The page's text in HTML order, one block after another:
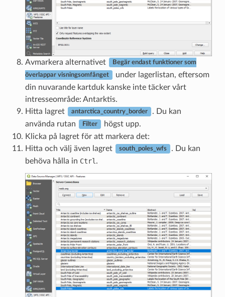
Avmarkera alternativet Begär endast funktioner som
överlappar visningsomfånget
under lagerlistan, eftersom
din nuvarande kartduk kanske inte täcker vårt
intresseområde: Antarktis.
Hitta lagret
antarctica_country_border
. Du kan
använda rutan
Filter
högst upp.
Klicka på lagret för att markera det:
Hitta och välj även lagret
south_poles_wfs
. Du kan
behöva hålla in Ctrl .